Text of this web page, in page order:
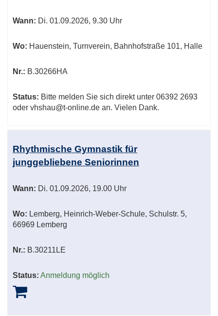
Wann: Di. 01.09.2026, 9.30 Uhr
Wo: Hauenstein, Turnverein, Bahnhofstraße 101, Halle
Nr.: B.30266HA
Status: Bitte melden Sie sich direkt unter 06392 2693
oder vhshau@t-online.de an. Vielen Dank.
Rhythmische Gymnastik für
junggebliebene Seniorinnen
Wann: Di. 01.09.2026, 19.00 Uhr
Wo: Lemberg, Heinrich-Weber-Schule, Schulstr. 5,
66969 Lemberg
Nr.: B.30211LE
Status: Anmeldung möglich